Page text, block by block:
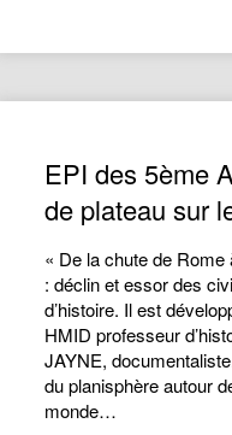
EPI des 5ème
de plateau sur
« De la chute de Rome
: déclin et essor des
d’histoire. Il est
HMID professeur
JAYNE,
du planisphère autour
monde…